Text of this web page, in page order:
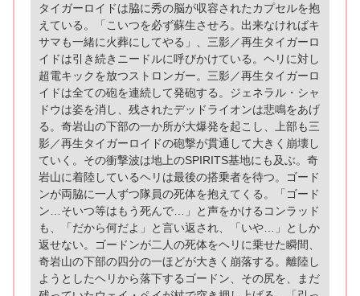
タイガーロイドは脇に秀の脳が収容されたカプセルを抱
えている。「こいつを必ず蘇生させろ。出来なければキ
サマも一緒に火葬にしてやる」、三影／再生タイガーロ
イドは引き続きニードルに呼びかけている。ヘリに対し
超電キックを放つストロンガー。三影／再生タイガーロ
イドは全ての砲を連続して発砲する。ジェネラル・シャ
ドウは姿を消し、残されたデッドライオンは悲鳴をあげ
る。奇岩山の下部の一か所が大爆発を起こし、上部も三
影／再生タイガーロイドの砲撃が貫通して大きく崩壊し
ていく。その衝撃波は地上のSPIRITS基地にも及ぶ。奇
岩山に着陸しているヘリは最後の搭乗者を待つ。ゴード
ンが両脇に一人ずつ隊員の死体を抱えてくる。「ゴード
ン…そいつ等はもう死んで…」と声をかけるコンラッド
も、「だから何だよ」と言い返され、「いや…」としか
返せない。ゴードンが二人の死体をヘリに乗せた瞬間、
奇岩山の下部の四分の一ほどが大きく崩落する。離陸し
ようとしたヘリから落下するゴードン、その尻を、まだ